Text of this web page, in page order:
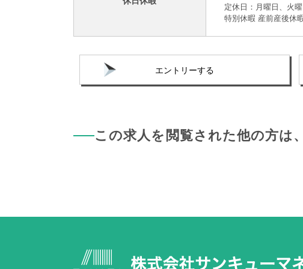
定休日：月曜日、火曜
特別休暇 産前産後休
エントリーする
この求人を閲覧された他の方は、